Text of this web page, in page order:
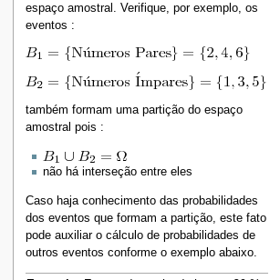
espaço amostral. Verifique, por exemplo, os
eventos :
também formam uma partição do espaço
amostral pois :
não há interseção entre eles
Caso haja conhecimento das probabilidades
dos eventos que formam a partição, este fato
pode auxiliar o cálculo de probabilidades de
outros eventos conforme o exemplo abaixo.